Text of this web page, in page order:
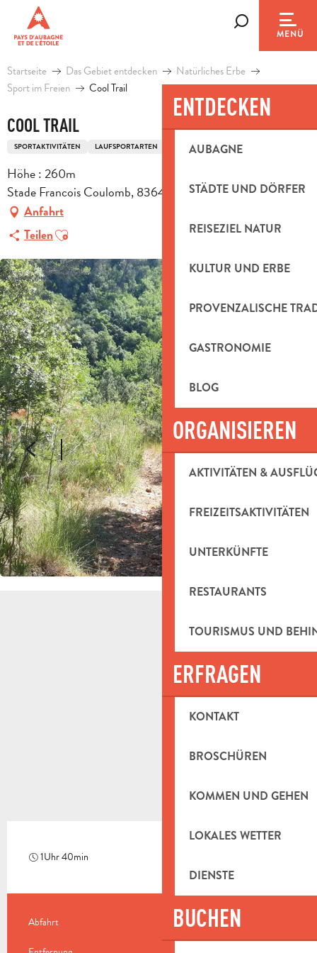
contenu
principal
MENÜ
ENTDECKEN
AUBAGNE
STÄDTE UND DÖRFER
REISEZIEL NATUR
KULTUR UND ERBE
PROVENZALISCHE
GASTRONOMIE
BLOG
ORGANISIEREN
AKTIVITÄTEN &
FREIZEITSAKTIVITÄTEN
UNTERKÜNFTE
RESTAURANTS
TOURISMUS UND
ERFRAGEN
KONTAKT
BROSCHÜREN
KOMMEN UND GEHEN
LOKALES WETTER
DIENSTE
BUCHEN
Startseite Das Gebiet entdecken
Natürliches Erbe
Sport im Freien
Cool Trail
COOL TRAIL
SPORTAKTIVITÄTEN LAUFSPORTARTEN TRAIL-ROUTE
Höhe : 260m
Stade Francois Coulomb, 83640 Saint-Zacharie
Anfahrt
TeilenAjouter aux favoris
1Uhr 40min
PRAKTISCHE INFORMATIONEN
Abfahrt Saint-Zacharie